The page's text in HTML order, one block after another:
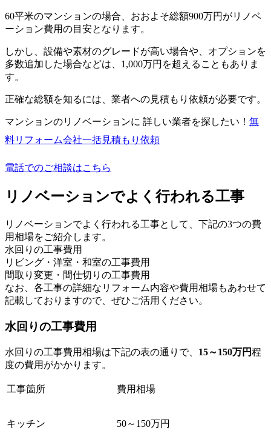
60平米のマンションの場合、おおよそ総額900万円がリノベ
ーション費用の目安となります。
しかし、設備や素材のグレードが高い場合や、オプションを
多数追加した場合などは、1,000万円を超えることもありま
す。
正確な総額を知るには、業者への見積もり依頼が必要です。
マンションのリノベーションに 詳しい業者を探したい！ 無
料リフォーム会社一括見積もり依頼
電話でのご相談はこちら
リノベーションでよく行われる工事
リノベーションでよく行われる工事として、下記の3つの費
用相場をご紹介します。
水回りの工事費用
リビング・洋室・和室の工事費用
間取り変更・間仕切りの工事費用
なお、各工事の詳細なリフォーム内容や費用相場もあわせて
記載しておりますので、ぜひご活用ください。
水回りの工事費用
水回りの工事費用相場は下記の表の通りで、 15～150万円程
度の費用がかかります。
工事箇所 費用相場
キッチン 50～150万円